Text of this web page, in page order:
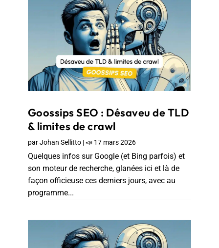
Goossips SEO : Désaveu de TLD
& limites de crawl
parJohan Sellitto|📣 17 mars 2026
Quelques infos sur Google (et Bing parfois) et
son moteur de recherche, glanées ici et là de
façon officieuse ces derniers jours, avec au
programme...